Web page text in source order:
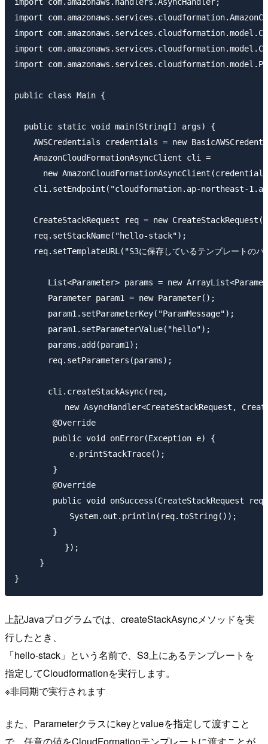
import
import
import
import
public class Main {
  public static void main(String[] args) {
AWSCredentials credentials = new
    AmazonCloudFormationAsyncClient cli =
new
cli.setEndpoint("cloudformation.ap-northeast-
CreateStackRequest req = new
    req.setStackName("hello-stack");
req.setTemplateURL("S3に保存しているテンプレートのパ
List<Parameter> params = new
Parameter param1 = new Parameter();
param1.setParameterKey("ParamMessage");
param1.setParameterValue("hello");
params.add(param1);
req.setParameters(params);
cli.createStackAsync(req,
new AsyncHandler<CreateStackRequest,
});
}
上記Javaプログラムでは、createStackAsyncメソッドを実
行したとき、
「hello-stack」という名前で、S3上にあるテンプレートを
指定してCloudformationを実行します。
※非同期で実行されます
また、Parameterクラスにkeyとvalueを指定して渡すこと
で、任意の値をCloudFormationテンプレートに渡すことが